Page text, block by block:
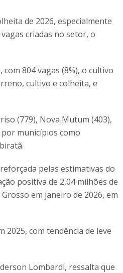
de 2026, especialmente
criadas no setor, o
804 vagas (8%), o cultivo
cultivo e colheita, e
(779), Nova Mutum (403),
municípios como
pelas estimativas do
positiva de 2,04 milhões de
em janeiro de 2026, em
com tendência de leve
Lombardi, ressalta que